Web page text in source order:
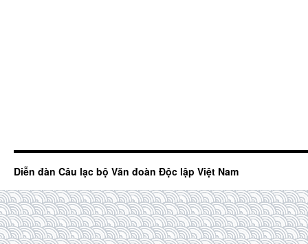
Diễn đàn Câu lạc bộ Văn đoàn Độc lập Việt Nam